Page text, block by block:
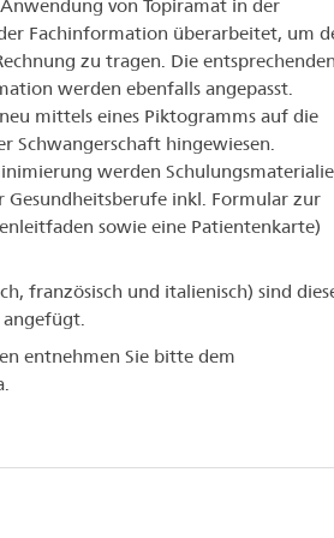
von Topiramat in der
Fachinformation überarbeitet, um
zu tragen. Die entsprechenden
werden ebenfalls angepasst.
mittels eines Piktogramms auf die
Schwangerschaft hingewiesen.
werden
inkl. Formular zur
sowie eine Patientenkarte)
französisch und italienisch) sind
entnehmen Sie bitte dem